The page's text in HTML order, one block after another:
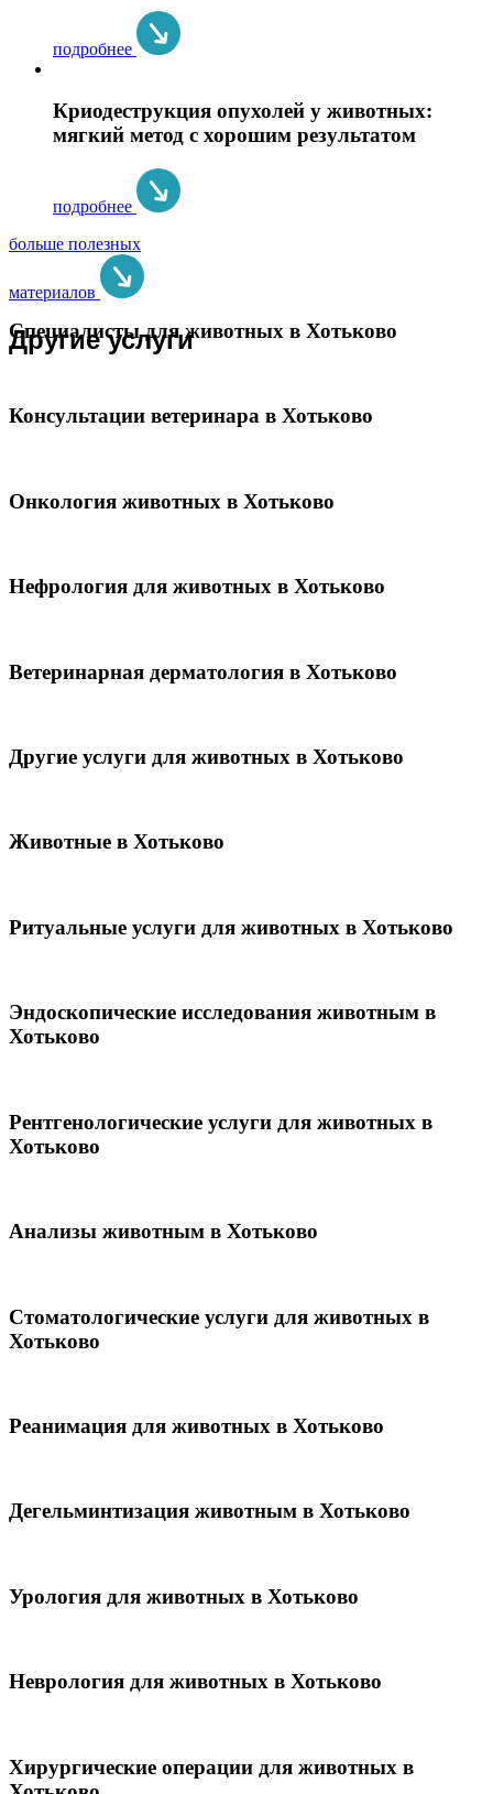
подробнее
Криодеструкция опухолей у животных:
мягкий метод с хорошим результатом
подробнее
больше полезных
материалов
Другие услуги
Специалисты для животных в Хотьково
Консультации ветеринара в Хотьково
Онкология животных в Хотьково
Нефрология для животных в Хотьково
Ветеринарная дерматология в Хотьково
Другие услуги для животных в Хотьково
Животные в Хотьково
Ритуальные услуги для животных в Хотьково
Эндоскопические исследования животным в
Хотьково
Рентгенологические услуги для животных в
Хотьково
Анализы животным в Хотьково
Стоматологические услуги для животных в
Хотьково
Реанимация для животных в Хотьково
Дегельминтизация животным в Хотьково
Урология для животных в Хотьково
Неврология для животных в Хотьково
Хирургические операции для животных в